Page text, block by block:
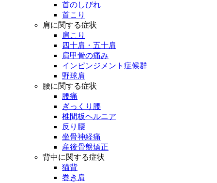
首のしびれ
首こり
肩に関する症状
肩こり
四十肩・五十肩
肩甲骨の痛み
インピンジメント症候群
野球肩
腰に関する症状
腰痛
ぎっくり腰
椎間板ヘルニア
反り腰
坐骨神経痛
産後骨盤矯正
背中に関する症状
猫背
巻き肩